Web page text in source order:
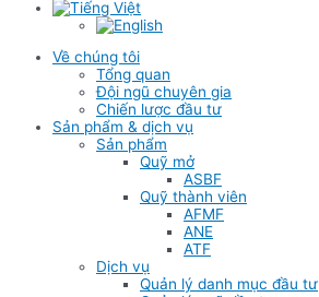
Về chúng tôi
Tổng quan
Đội ngũ chuyên gia
Chiến lược đầu tư
Sản phẩm & dịch vụ
Sản phẩm
Quỹ mở
ASBF
Quỹ thành viên
AFMF
ANE
ATF
Dịch vụ
Quản lý danh mục đầu tư